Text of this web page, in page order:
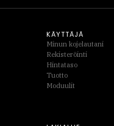
KÄYTTÄJÄ
Minun kojelautani
Rekisteröinti
Hintataso
Tuotto
Moduulit